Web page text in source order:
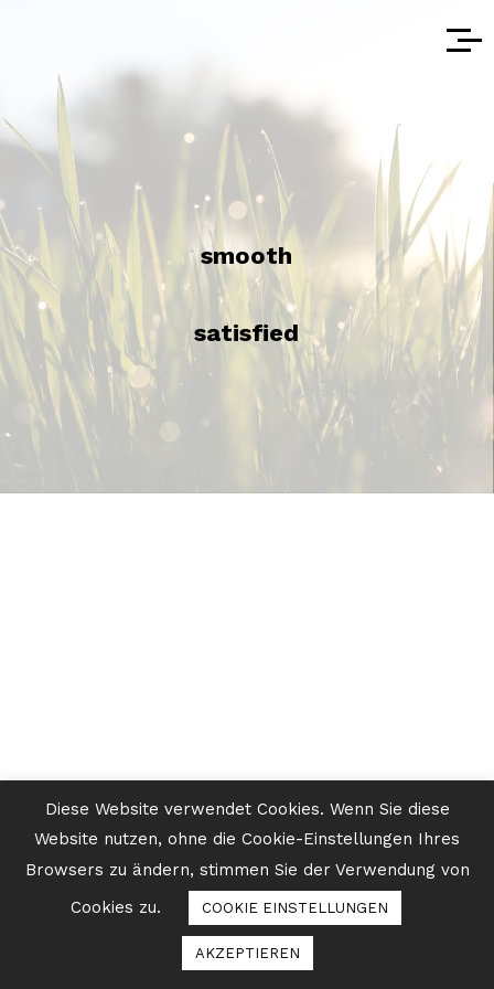
smooth
satisfied
Diese Website verwendet Cookies. Wenn Sie diese
Website nutzen, ohne die Cookie-Einstellungen Ihres
Browsers zu ändern, stimmen Sie der Verwendung von
Cookies zu.
COOKIE EINSTELLUNGEN
AKZEPTIEREN